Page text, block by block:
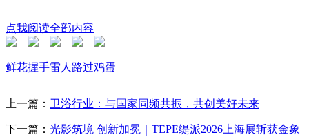
点我阅读全部内容
鲜花握手雷人 路过鸡蛋
上一篇： 卫浴行业：与国家同频共振，共创美好未来
下一篇： 光影筑境 创新加冕｜TEPE缇派2026上海展斩获金象